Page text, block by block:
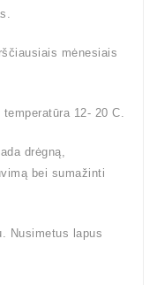
mėnesiais
12- 20 C.
drėgną,
bei sumažinti
Nusimetus lapus